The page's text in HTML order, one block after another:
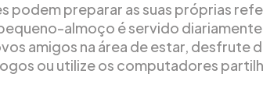
podem preparar as suas próprias
almoço é servido diariamente
amigos na área de estar, desfrute
ou utilize os computadores